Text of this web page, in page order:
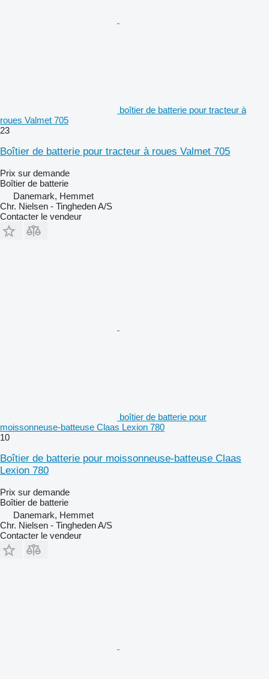
boîtier de batterie pour tracteur à
roues Valmet 705
23
Boîtier de batterie pour tracteur à roues Valmet 705
Prix sur demande
Boîtier de batterie
Danemark, Hemmet
Chr. Nielsen - Tingheden A/S
Contacter le vendeur
boîtier de batterie pour
moissonneuse-batteuse Claas Lexion 780
10
Boîtier de batterie pour moissonneuse-batteuse Claas
Lexion 780
Prix sur demande
Boîtier de batterie
Danemark, Hemmet
Chr. Nielsen - Tingheden A/S
Contacter le vendeur